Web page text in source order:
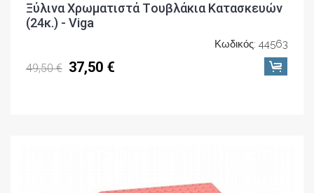
Ξύλινα Χρωματιστά Tουβλάκια Κατασκευών
(24κ.) - Viga
Κωδικός: 44563
49,50 € 37,50 €